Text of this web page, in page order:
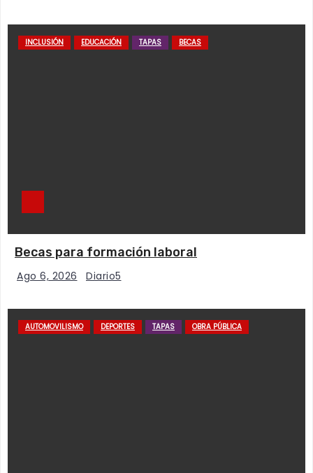
INCLUSIÓN EDUCACIÓN TAPAS BECAS
Becas para formación laboral
Ago 6, 2026 Diario5
AUTOMOVILISMO DEPORTES TAPAS OBRA PÚBLICA